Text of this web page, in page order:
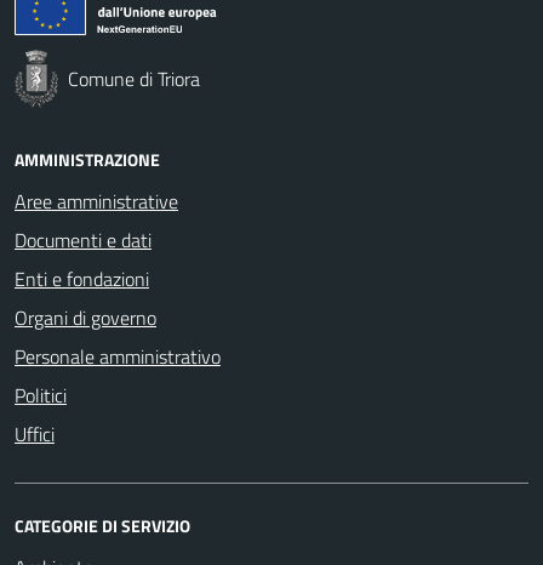
Comune di Triora
AMMINISTRAZIONE
Aree amministrative
Documenti e dati
Enti e fondazioni
Organi di governo
Personale amministrativo
Politici
Uffici
CATEGORIE DI SERVIZIO